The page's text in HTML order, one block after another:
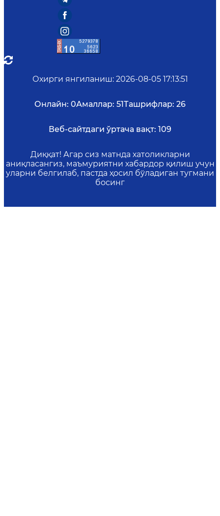
Охирги янгиланиш: 2026-08-05 17:13:51
Онлайн: 0Амаллар: 51Ташрифлар: 26
Веб-сайтдаги ўртача вақт: 109
Диққат! Агар сиз матнда хатоликларни
аниқласангиз, маъмуриятни хабардор қилиш учун
уларни белгилаб, пастда ҳосил бўладиган тугмани
босинг